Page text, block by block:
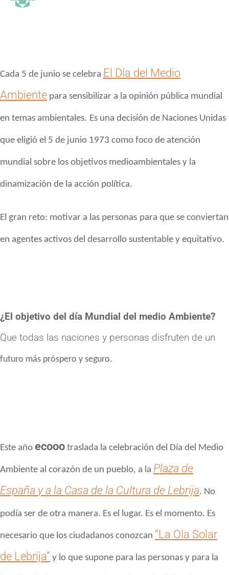
Cada 5 de junio se celebra El Día del Medio
Ambiente para sensibilizar a la opinión pública mundial
en temas ambientales. Es una decisión de Naciones Unidas
que eligió el 5 de junio 1973 como foco de atención
mundial sobre los objetivos medioambientales y la
dinamización de la acción política.
El gran reto: motivar a las personas para que se conviertan
en agentes activos del desarrollo sustentable y equitativo.
¿El objetivo del día Mundial del medio Ambiente?
Que todas las naciones y personas disfruten de un
futuro más próspero y seguro.
Este año ecooo traslada la celebración del Día del Medio
Ambiente al corazón de un pueblo, a la Plaza de
España y a la Casa de la Cultura de Lebrija. No
podía ser de otra manera. Es el lugar. Es el momento. Es
necesario que los ciudadanos conozcan “La Ola Solar
de Lebrija” y lo que supone para las personas y para la